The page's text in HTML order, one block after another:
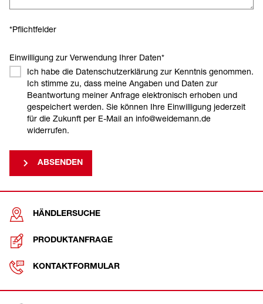
*Pflichtfelder
Einwilligung zur Verwendung Ihrer Daten*
Ich habe die Datenschutzerklärung zur Kenntnis genommen.
Ich stimme zu, dass meine Angaben und Daten zur
Beantwortung meiner Anfrage elektronisch erhoben und
gespeichert werden. Sie können Ihre Einwilligung jederzeit
für die Zukunft per E-Mail an info@weidemann.de
widerrufen.
ABSENDEN
HÄNDLERSUCHE
PRODUKTANFRAGE
KONTAKTFORMULAR